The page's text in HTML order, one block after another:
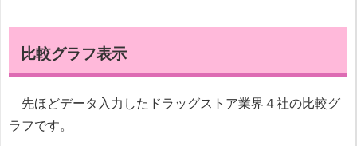
比較グラフ表示
先ほどデータ入力したドラッグストア業界４社の比較グ
ラフです。